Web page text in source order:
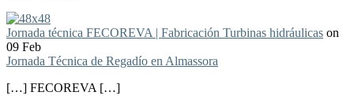
Jornada técnica FECOREVA | Fabricación Turbinas hidráulicas on
09 Feb
Jornada Técnica de Regadío en Almassora
[…] FECOREVA […]